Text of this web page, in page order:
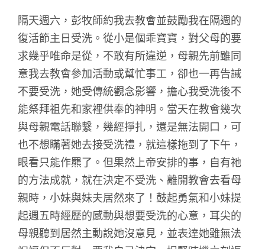
隔天週六，彭牧師約我去教會並鼓勵我在隔週的
復活節主日受洗。從小是個乖寶寶，對父母的要
求幾乎唯命是從，不敢有所違逆，母親先前雖同
意我去教會參加活動或幫忙事工，卻也一再告誡
不要受洗，她受傳統觀念影響，擔心我受洗後不
能祭拜祖先和家裡供奉的神明。當天在教會幾次
與母親電話聯繫，幾經掙扎，還是無法開口，可
也不想瞞著她去接受洗禮，就這樣拖到了下午，
眼看只能作羆了。但果然上帝安排的事，自有祂
的方法成就，就在決定不受洗、離開教會去看母
親時，小妹與妹夫居然來了！鼓起勇氣和小妹提
起週五時經歷的感動與想要受洗的心意，耳尖的
母親聽到居然主動說她沒意見，並表達她雖無法